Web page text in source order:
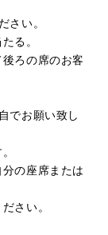
さい。
る。
ろの席のお客
でお願い致し
の座席または
さい。